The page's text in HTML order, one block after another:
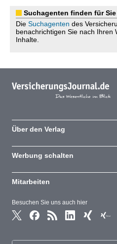
Suchagenten finden für
Die Suchagenten des
benachrichtigen Sie nach Ihren
Inhalte.
Besuchen Sie uns auch hier
Über den Verlag
Werbung schalten
Mitarbeiten